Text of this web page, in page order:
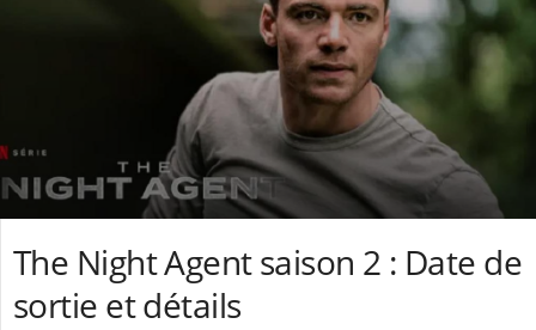
The Night Agent saison 2 : Date de
sortie et détails